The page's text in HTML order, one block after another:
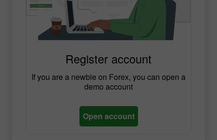
Register account
If you are a newbie on Forex, you can open a
demo account
Open account